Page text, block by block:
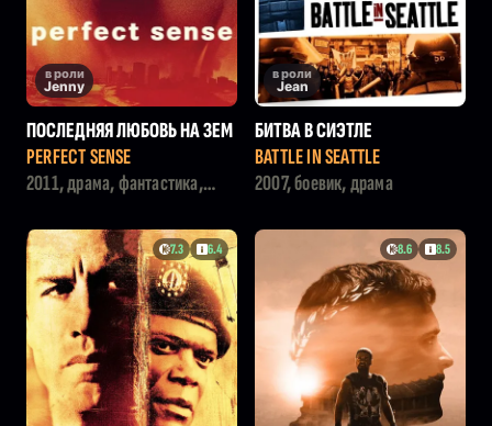
в роли
Jenny
ПОСЛЕДНЯЯ ЛЮБОВЬ НА ЗЕМ
ЛЕ
PERFECT SENSE
2011, драма, фантастика,
в роли
Jean
БИТВА В СИЭТЛЕ
BATTLE IN SEATTLE
2007, боевик, драма
7.3 6.4 8.6 8.5